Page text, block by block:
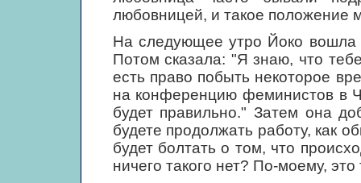
любовницей, и такое положение
На следующее утро Йоко вошла
Потом сказала: "Я знаю, что
есть право побыть некоторое
на конференцию феминистов в
будет правильно." Затем она
будете продолжать работу, как
будет болтать о том, что
ничего такого нет? По-моему,